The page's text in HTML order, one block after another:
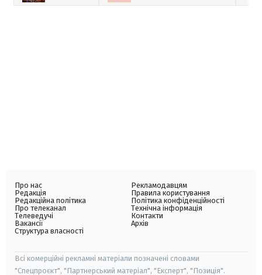
Про нас
Редакція
Редакційна політика
Про телеканал
Телеведучі
Вакансії
Структура власності
Рекламодавцям
Правила користування
Політика конфіденційності
Технічна інформація
Контакти
Архів
Всі комерційні рекламні матеріали позначені словами
"Спецпроєкт", "Партнерський матеріал", "Експерт", "Позиція".